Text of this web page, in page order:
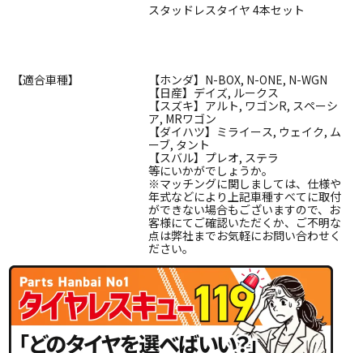
スタッドレスタイヤ 4本セット
【適合車種】
【ホンダ】N-BOX, N-ONE, N-WGN
【日産】デイズ, ルークス
【スズキ】アルト, ワゴンR, スペーシ
ア, MRワゴン
【ダイハツ】ミライース, ウェイク, ム
ーブ, タント
【スバル】プレオ, ステラ
等にいかがでしょうか。
※マッチングに関しましては、仕様や
年式などにより上記車種すべてに取付
ができない場合もございますので、お
客様にてご確認いただくか、ご不明な
点は弊社までお気軽にお問い合わせく
ださい。